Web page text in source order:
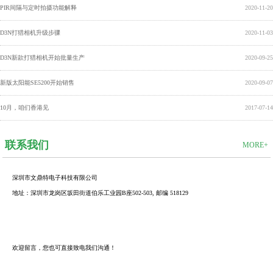
2020-11-20
PIR间隔与定时拍摄功能解释
2020-11-03
D3N打猎相机升级步骤
2020-09-25
D3N新款打猎相机开始批量生产
2020-09-07
新版太阳能SE5200开始销售
2017-07-14
10月，咱们香港见
MORE+
联系我们
深圳市文鼎特电子科技有限公司
地址：深圳市龙岗区坂田街道伯乐工业园B座502-503, 邮编 518129
欢迎留言，您也可直接致电我们沟通！